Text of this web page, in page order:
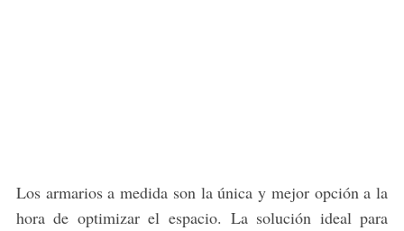
Los armarios a medida son la única y mejor opción a la
hora de optimizar el espacio. La solución ideal para